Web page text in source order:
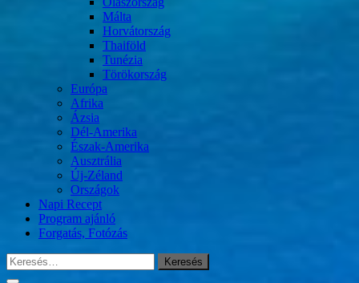
Málta
Horvátország
Thaiföld
Tunézia
Törökország
Európa
Afrika
Ázsia
Dél-Amerika
Észak-Amerika
Ausztrália
Új-Zéland
Országok
Napi Recept
Program ajánló
Forgatás, Fotózás
Keresés: